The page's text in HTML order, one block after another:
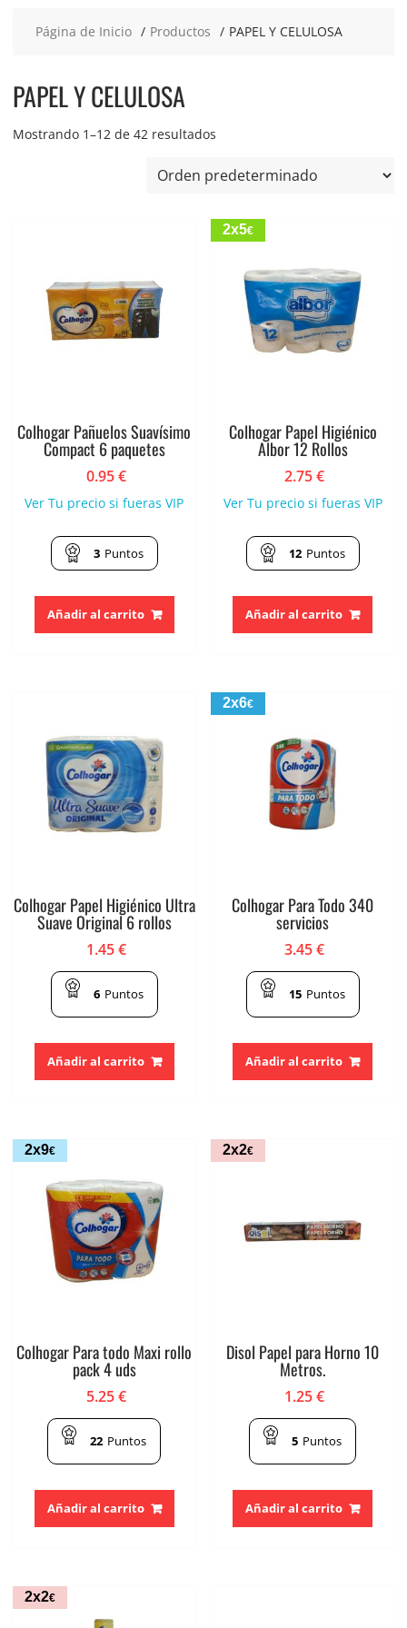
Página de Inicio Productos PAPEL Y CELULOSA
PAPEL Y CELULOSA
Mostrando 1–12 de 42 resultados
Colhogar Pañuelos Suavísimo
Compact 6 paquetes
0.95€
Ver Tu precio si fueras VIP
3 Puntos
Añadir al carrito
2x5€
Colhogar Papel Higiénico
Albor 12 Rollos
2.75€
Ver Tu precio si fueras VIP
12 Puntos
Añadir al carrito
Colhogar Papel Higiénico Ultra
Suave Original 6 rollos
1.45€
6 Puntos
Añadir al carrito
2x6€
Colhogar Para Todo 340
servicios
3.45€
15 Puntos
Añadir al carrito
2x9€
Colhogar Para todo Maxi rollo
pack 4 uds
5.25€
22 Puntos
Añadir al carrito
2x2€
Disol Papel para Horno 10
Metros.
1.25€
5 Puntos
Añadir al carrito
2x2€